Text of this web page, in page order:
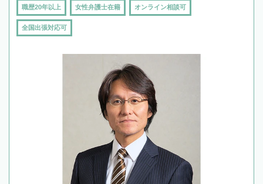
職歴20年以上 女性弁護士在籍 オンライン相談可
全国出張対応可